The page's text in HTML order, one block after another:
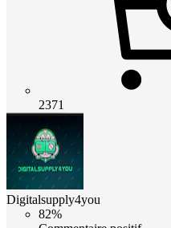
2371
Digitalsupply4you
82%